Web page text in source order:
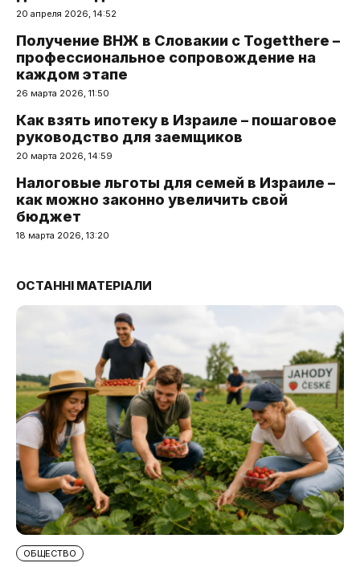
20 апреля 2026, 14:52
Получение ВНЖ в Словакии с Togetthere –
профессиональное сопровождение на
каждом этапе
26 марта 2026, 11:50
Как взять ипотеку в Израиле – пошаговое
руководство для заемщиков
20 марта 2026, 14:59
Налоговые льготы для семей в Израиле –
как можно законно увеличить свой
бюджет
18 марта 2026, 13:20
ОСТАННІ МАТЕРІАЛИ
ОБЩЕСТВО